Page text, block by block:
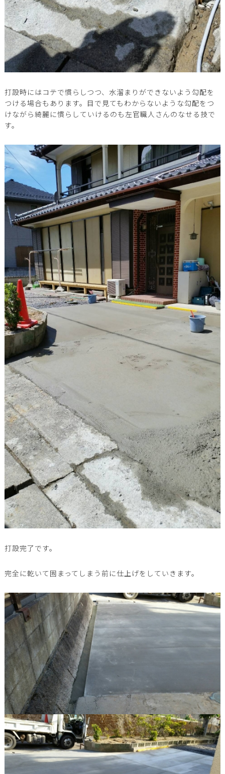
打設時にはコテで慣らしつつ、水溜まりができないよう勾配を
つける場合もあります。目で見てもわからないような勾配をつ
けながら綺麗に慣らしていけるのも左官職人さんのなせる技で
す。
打設完了です。
完全に乾いて固まってしまう前に仕上げをしていきます。